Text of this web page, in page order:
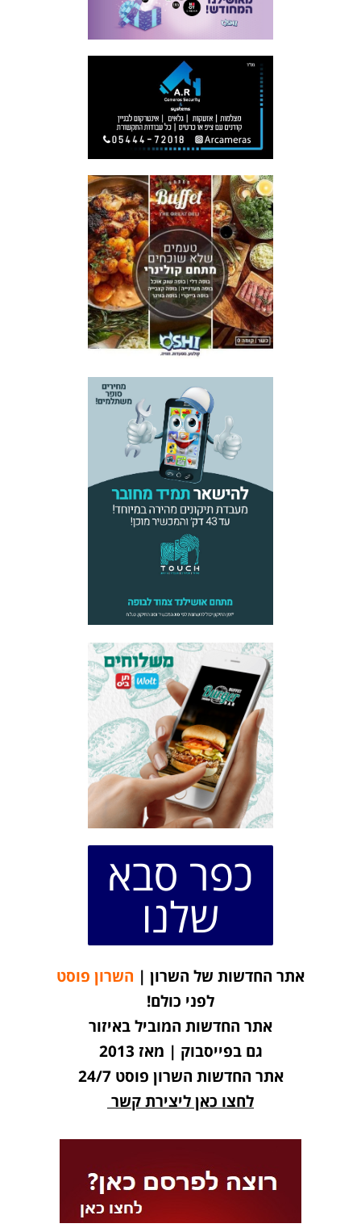
כפר סבא
שלנו
אתר החדשות של השרון | השרון פוסט
לפני כולם!
אתר החדשות המוביל באיזור
גם בפייסבוק | מאז 2013
אתר החדשות השרון פוסט 24/7
לחצו כאן ליצירת קשר